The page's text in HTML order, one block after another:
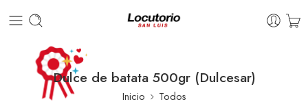
Dulce de batata 500gr (Dulcesar)
Inicio Todos